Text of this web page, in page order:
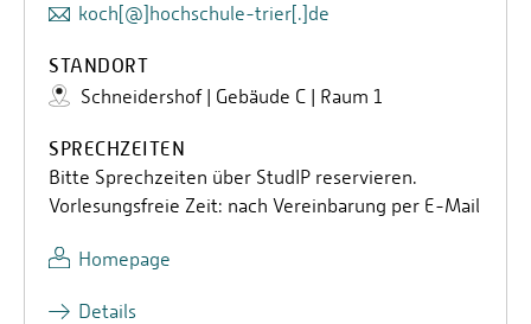
koch[@]hochschule-trier[.]de
STANDORT
Schneidershof | Gebäude C | Raum 1
SPRECHZEITEN
Bitte Sprechzeiten über StudIP reservieren.
Vorlesungsfreie Zeit: nach Vereinbarung per E-Mail
Homepage
Details